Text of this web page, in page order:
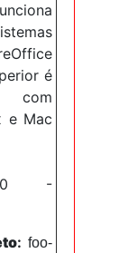
é
com
e Mac
-
: foo-